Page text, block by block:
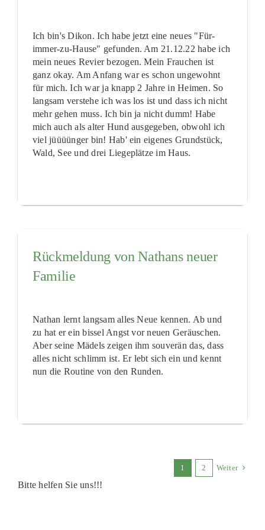
Ich bin's Dikon. Ich habe jetzt eine neues "Für-
immer-zu-Hause" gefunden. Am 21.12.22 habe ich
mein neues Revier bezogen. Mein Frauchen ist
ganz okay. Am Anfang war es schon ungewohnt
für mich. Ich war ja knapp 2 Jahre in Heimen. So
langsam verstehe ich was los ist und dass ich nicht
mehr gehen muss. Ich bin ja nicht dumm! Habe
mich auch als alter Hund ausgegeben, obwohl ich
viel jüüüünger bin! Hab' ein eigenes Grundstück,
Wald, See und drei Liegeplätze im Haus.
Rückmeldung von Nathans neuer
Familie
Nathan lernt langsam alles Neue kennen. Ab und
zu hat er ein bissel Angst vor neuen Geräuschen.
Aber seine Mädels zeigen ihm souverän das, dass
alles nicht schlimm ist. Er lebt sich ein und kennt
nun die Routine von den Runden.
1 2 Weiter
Bitte helfen Sie uns!!!